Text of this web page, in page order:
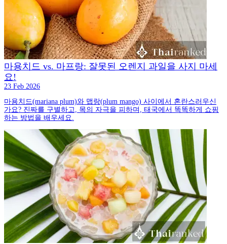
마용치드 vs. 마프랑: 잘못된 오렌지 과일을 사지 마세
요!
23 Feb 2026
마용치드(mariana plum)와 맵랑(plum mango) 사이에서 혼란스러우신
가요? 진짜를 구별하고, 목의 자극을 피하며, 태국에서 똑똑하게 쇼핑
하는 방법을 배우세요.